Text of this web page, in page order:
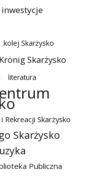
inwestycje
kolej Skarżysko
Skarżysko
literatura
Rekreacji Skarżysko
Skarżysko
Publiczna